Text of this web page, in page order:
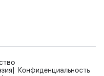
Конфиденциальность